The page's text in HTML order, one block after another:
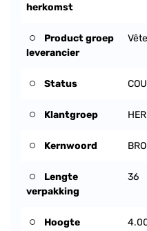
herkomst
Product groep
leverancier
Status
Klantgroep
Kernwoord
Lengte
verpakking
36
Hoogte